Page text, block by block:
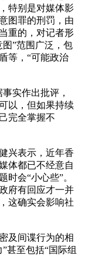
特别是对媒体影
图罪的刑罚，由
重的，对记者形
”范围广泛，包
等，“可能政治
实作出批评，
以，但如果持续
完全掌握不
兴表示，近年香
体都已不经意自
会“小心些”。
府有回应才一并
这确实会影响社
及间谍行为的相
甚至包括“国际组